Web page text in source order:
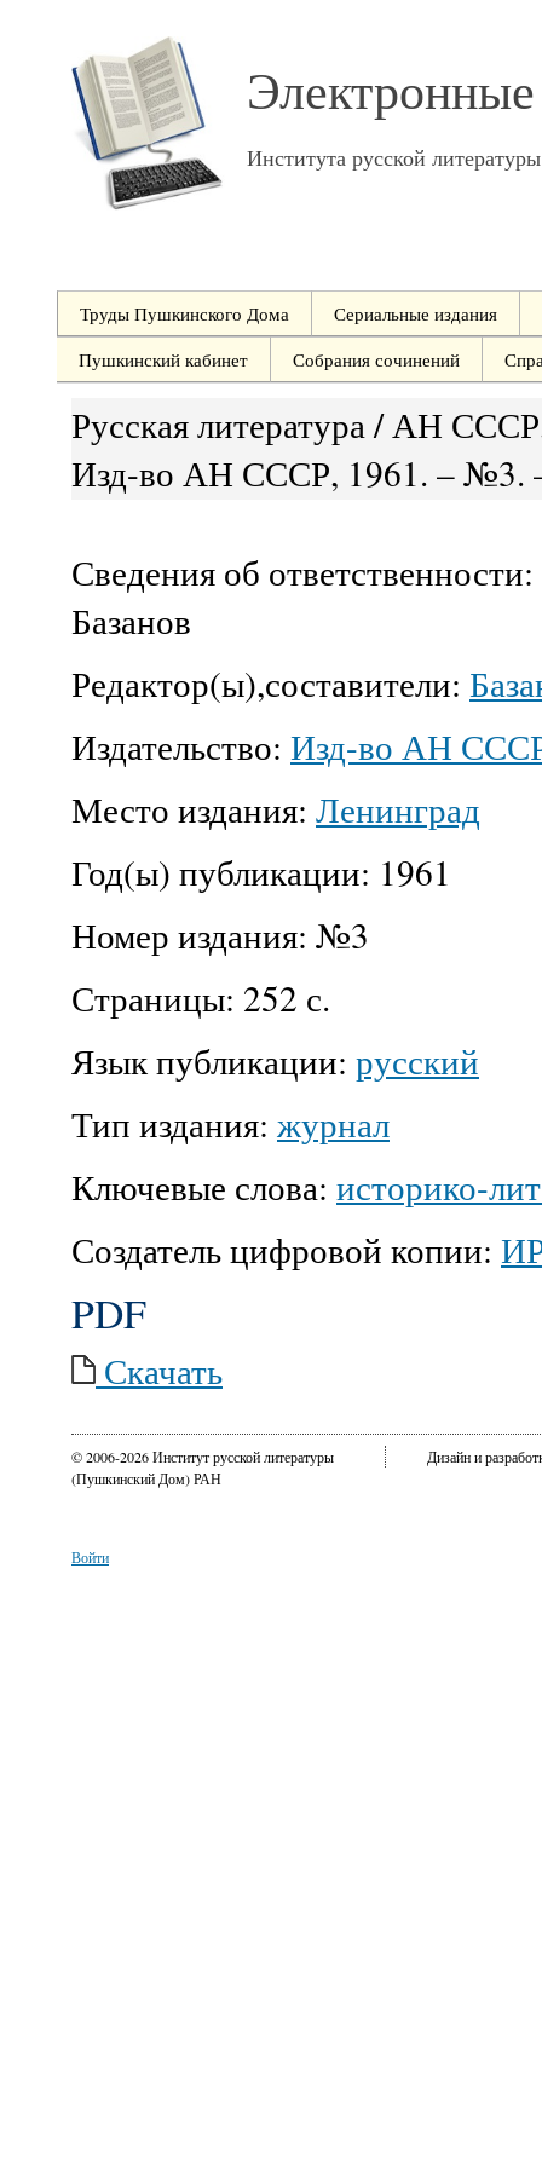
Института русской
Труды Пушкинского Дома
Сериальные издания
Пушкинский кабинет
Собрания сочинений
Русская литература / АН
Изд-во АН СССР, 1961. – №3.
Сведения об ответственности:
Базанов
Редактор(ы),составители:
Издательство: Изд-во АН
Место издания: Ленинград
Год(ы) публикации: 1961
Номер издания: №3
Страницы: 252 с.
Язык публикации: русский
Тип издания: журнал
Ключевые слова: историко-
Создатель цифровой копии:
PDF
Скачать
© 2006-2026 Институт русской литературы
(Пушкинский Дом) РАН
Дизайн и
Войти